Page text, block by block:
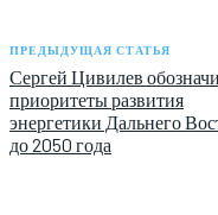
ПРЕДЫДУЩАЯ СТАТЬЯ
Сергей Цивилев
приоритеты развития
энергетики Дальнего
до 2050 года